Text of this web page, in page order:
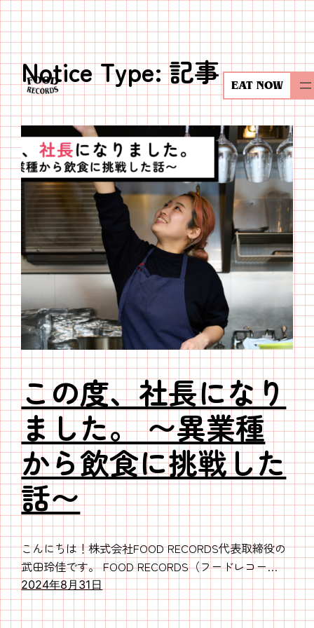
内
容
ス
キ
ッ
EAT NOW
Notice Type:記事
この度、社長になり
ました。 〜異業種
から飲食に挑戦した
話〜
こんにちは！株式会社FOOD RECORDS代表取締役の
武田玲佳です。 FOOD RECORDS（フードレコー…
2024年8月31日